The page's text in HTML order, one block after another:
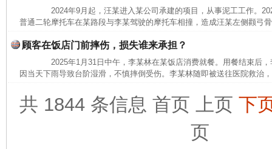
2024年9月起，汪某进入某公司承建的项目，从事泥工工作。
普通二轮摩托车在某路段与李某驾驶的摩托车相撞，造成汪某左侧颧弓
顾客在饭店门前摔伤，损失谁来承担？
2025年1月31日中午，李某林在某饭店消费就餐。用餐结束后，
因当天下雨导致台阶湿滑，不慎摔倒受伤。李某林随即被送往医院救治
共 1844 条信息 首页 上页 下
页
完善运行机制助力责任有效落实 一纸欠